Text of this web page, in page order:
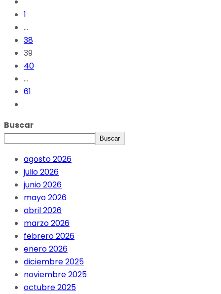
1
…
38
39
40
…
61
Buscar
Buscar
agosto 2026
julio 2026
junio 2026
mayo 2026
abril 2026
marzo 2026
febrero 2026
enero 2026
diciembre 2025
noviembre 2025
octubre 2025